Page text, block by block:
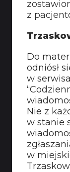
z
Do
odniósł
w
Nie z
w stanie
w